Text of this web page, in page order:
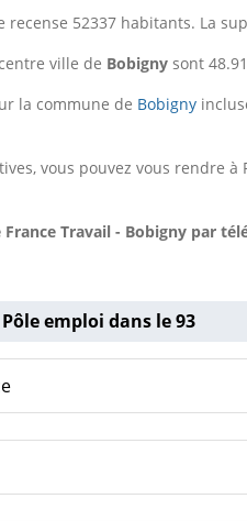
52337 habitants. La
ville de Bobigny sont
la commune de Bobigny
vous pouvez vous rendre
Travail - Bobigny par
emploi dans le 93